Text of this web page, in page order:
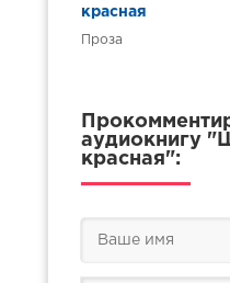
красная
Проза
аудиокнигу
красная":